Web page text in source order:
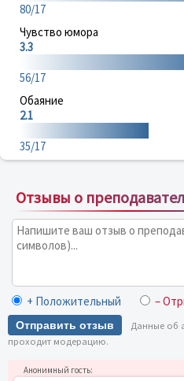
80/17
Чувство юмора
3.3
56/17
Обаяние
2.1
35/17
Отзывы о
+ Положительный –
Отправить отзыв
Данные об
проходит модерацию.